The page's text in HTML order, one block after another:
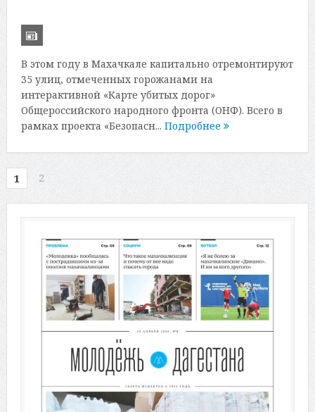
В этом году в Махачкале капитально отремонтируют
35 улиц, отмеченных горожанами на
интерактивной «Карте убитых дорог»
Общероссийского народного фронта (ОНФ). Всего в
рамках проекта «Безопасн... Подробнее
1 2